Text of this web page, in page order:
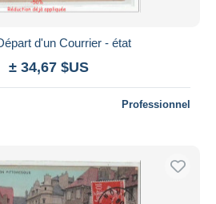
d'un Courrier - état
± 34,67 $US
Professionnel